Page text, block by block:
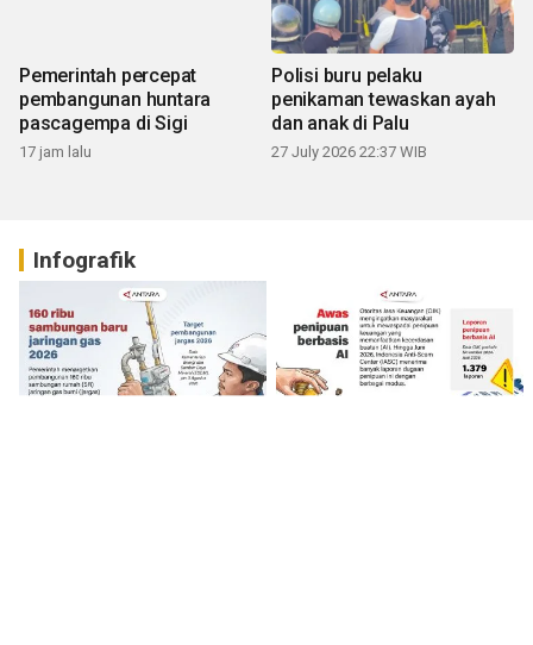
Pemerintah percepat
pembangunan huntara
pascagempa di Sigi
17 jam lalu
Polisi buru pelaku
penikaman tewaskan ayah
dan anak di Palu
27 July 2026 22:37 WIB
Infografik